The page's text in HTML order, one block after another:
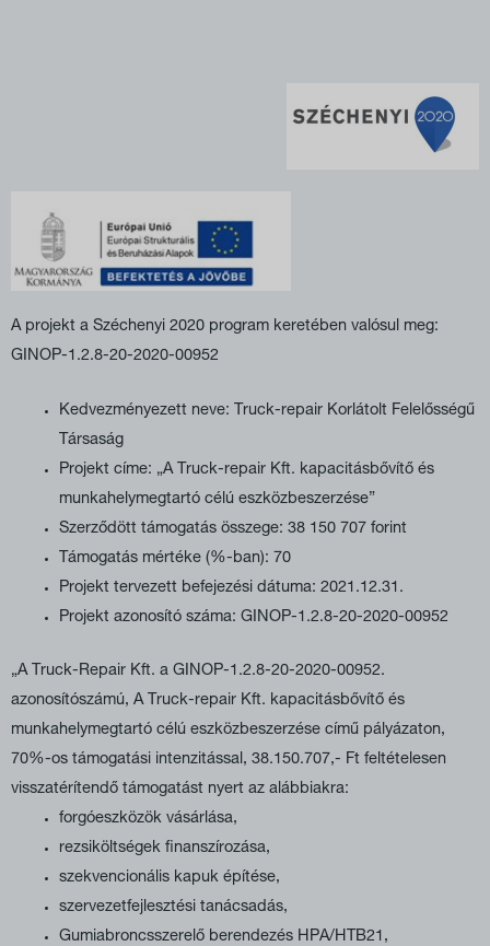
A projekt a Széchenyi 2020 program keretében valósul meg:
GINOP-1.2.8-20-2020-00952
Kedvezményezett neve: Truck-repair Korlátolt Felelősségű
Társaság
Projekt címe: „A Truck-repair Kft. kapacitásbővítő és
munkahelymegtartó célú eszközbeszerzése”
Szerződött támogatás összege: 38 150 707 forint
Támogatás mértéke (%-ban): 70
Projekt tervezett befejezési dátuma: 2021.12.31.
Projekt azonosító száma: GINOP-1.2.8-20-2020-00952
„A Truck-Repair Kft. a GINOP-1.2.8-20-2020-00952.
azonosítószámú, A Truck-repair Kft. kapacitásbővítő és
munkahelymegtartó célú eszközbeszerzése című pályázaton,
70%-os támogatási intenzitással, 38.150.707,- Ft feltételesen
visszatérítendő támogatást nyert az alábbiakra:
forgóeszközök vásárlása,
rezsiköltségek finanszírozása,
szekvencionális kapuk építése,
szervezetfejlesztési tanácsadás,
Gumiabroncsszerelő berendezés HPA/HTB21,